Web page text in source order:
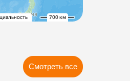
Смотреть все